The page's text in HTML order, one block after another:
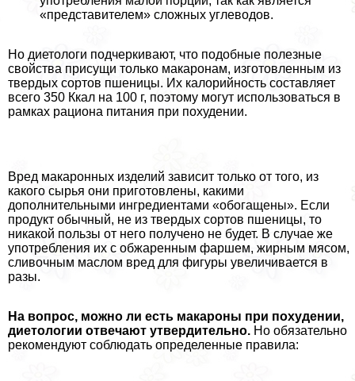
«представителем» сложных углеводов.
Но диетологи подчеркивают, что подобные полезные
свойства присущи только макаронам, изготовленным из
твердых сортов пшеницы. Их калорийность составляет
всего 350 Ккал на 100 г, поэтому могут использоваться в
рамках рациона питания при похудении.
Вред макаронных изделий зависит только от того, из
какого сырья они приготовлены, какими
дополнительными ингредиентами «обогащены». Если
продукт обычный, не из твердых сортов пшеницы, то
никакой пользы от него получено не будет. В случае же
употрeбления их с обжаренным фаршем, жирным мясом,
сливочным маслом вред для фигуры увеличивается в
разы.
На вопрос, можно ли есть макароны при похудении,
диетологии отвечают утвердительно. Но обязательно
рекомендуют соблюдать определенные правила: